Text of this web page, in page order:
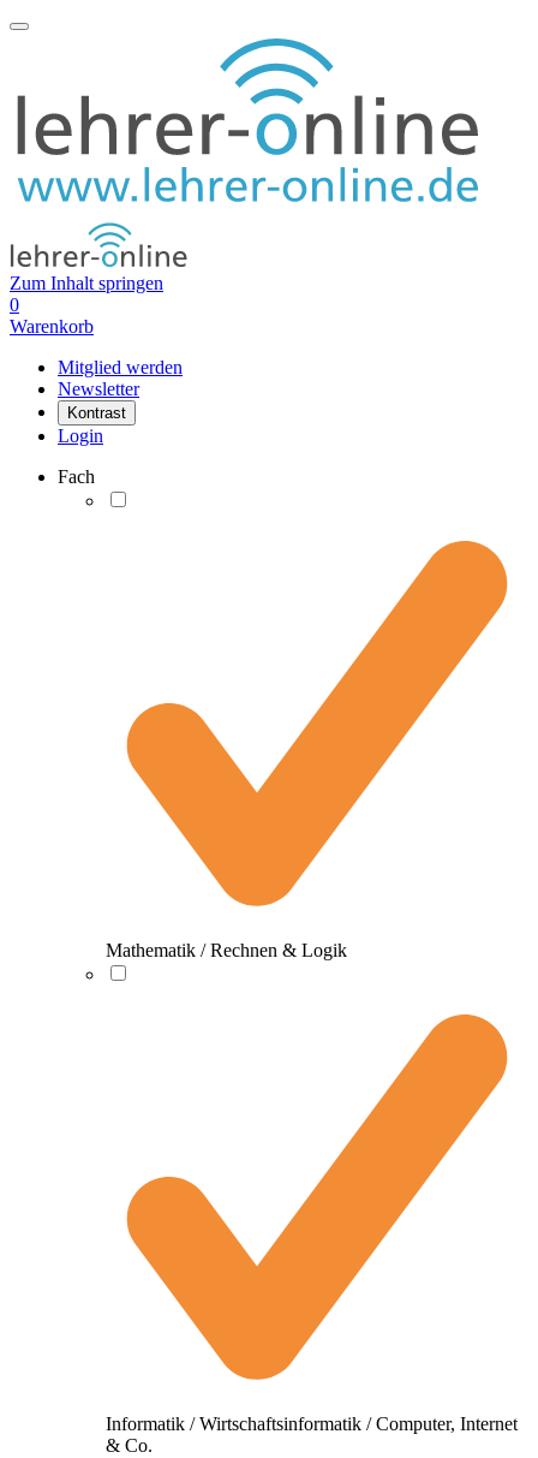
Zum Inhalt springen
0
Warenkorb
Mitglied werden
Newsletter
Kontrast
Login
Fach
Mathematik / Rechnen & Logik
Informatik / Wirtschaftsinformatik / Computer, Internet
& Co.